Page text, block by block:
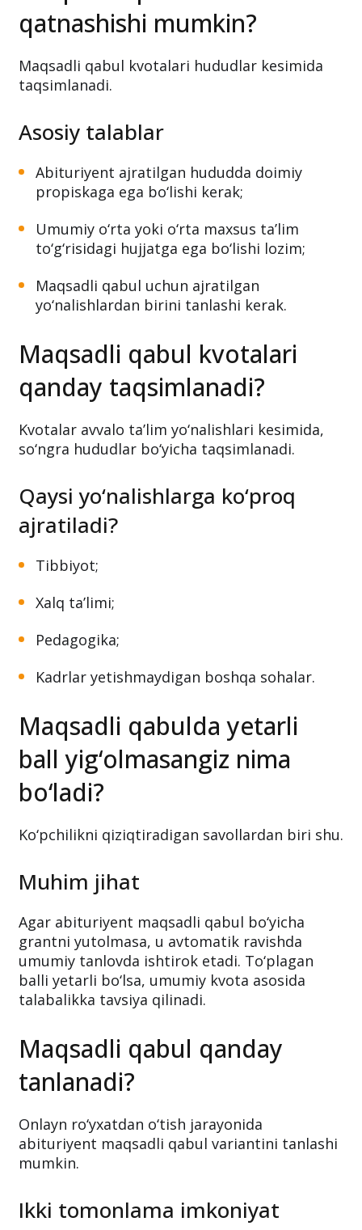
qatnashishi mumkin?
Maqsadli qabul kvotalari hududlar kesimida
taqsimlanadi.
Asosiy talablar
Abituriyent ajratilgan hududda doimiy
propiskaga ega bo‘lishi kerak;
Umumiy o‘rta yoki o‘rta maxsus ta’lim
to‘g‘risidagi hujjatga ega bo‘lishi lozim;
Maqsadli qabul uchun ajratilgan
yo‘nalishlardan birini tanlashi kerak.
Maqsadli qabul kvotalari
qanday taqsimlanadi?
Kvotalar avvalo ta’lim yo‘nalishlari kesimida,
so‘ngra hududlar bo‘yicha taqsimlanadi.
Qaysi yo‘nalishlarga ko‘proq
ajratiladi?
Tibbiyot;
Xalq ta’limi;
Pedagogika;
Kadrlar yetishmaydigan boshqa sohalar.
Maqsadli qabulda yetarli
ball yig‘olmasangiz nima
bo‘ladi?
Ko‘pchilikni qiziqtiradigan savollardan biri shu.
Muhim jihat
Agar abituriyent maqsadli qabul bo‘yicha
grantni yutolmasa, u avtomatik ravishda
umumiy tanlovda ishtirok etadi. To‘plagan
balli yetarli bo‘lsa, umumiy kvota asosida
talabalikka tavsiya qilinadi.
Maqsadli qabul qanday
tanlanadi?
Onlayn ro‘yxatdan o‘tish jarayonida
abituriyent maqsadli qabul variantini tanlashi
mumkin.
Ikki tomonlama imkoniyat